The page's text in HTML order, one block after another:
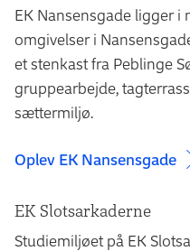
EK Nansensgade ligger i
omgivelser i
et stenkast fra Peblinge
gruppe­arbejde,
sætter­miljø.
Oplev EK Nansensgade
EK Slotsarkaderne
Studiemiljøet på EK